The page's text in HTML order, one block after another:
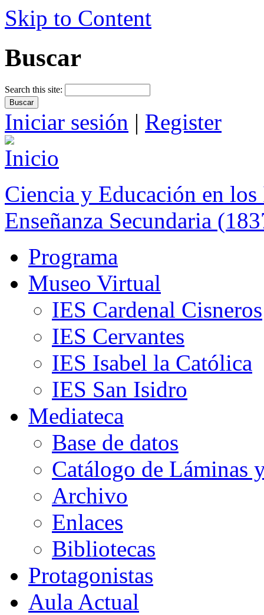
Skip to Content
Buscar
Search this site:
Iniciar sesión | Register
Ciencia y Educación en
Enseñanza Secundaria
Programa
Museo Virtual
IES Cardenal Cisneros
IES Cervantes
IES Isabel la Católica
IES San Isidro
Mediateca
Base de datos
Catálogo de Láminas
Archivo
Enlaces
Bibliotecas
Protagonistas
Aula Actual